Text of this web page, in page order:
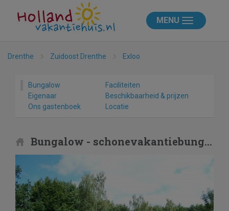
MENU
Drenthe Zuidoost Drenthe Exloo
Bungalow
Faciliteiten
Eigenaar
Beschikbaarheid & prijzen
Ons gastenboek
Locatie
Bungalow - schonevakantiebungalow